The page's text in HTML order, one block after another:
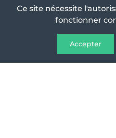
Ce site nécessite
fonctionner
Accepter